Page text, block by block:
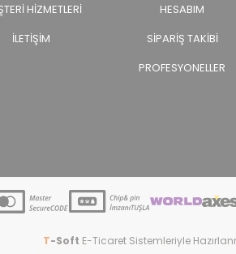
HIZMETLERI
İLETIŞIM
HESABIM
SIPARIŞ TAKIBI
PROFESYONELLER
T-Soft E-TicaretSistemleriyle